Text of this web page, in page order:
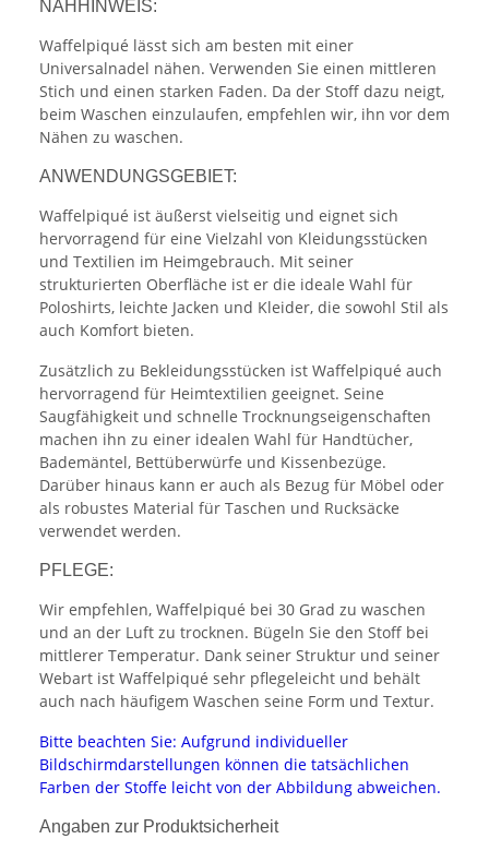
NÄHHINWEIS:
Waffelpiqué lässt sich am besten mit einer
Universalnadel nähen. Verwenden Sie einen mittleren
Stich und einen starken Faden. Da der Stoff dazu neigt,
beim Waschen einzulaufen, empfehlen wir, ihn vor dem
Nähen zu waschen.
ANWENDUNGSGEBIET:
Waffelpiqué ist äußerst vielseitig und eignet sich
hervorragend für eine Vielzahl von Kleidungsstücken
und Textilien im Heimgebrauch. Mit seiner
strukturierten Oberfläche ist er die ideale Wahl für
Poloshirts, leichte Jacken und Kleider, die sowohl Stil als
auch Komfort bieten.
Zusätzlich zu Bekleidungsstücken ist Waffelpiqué auch
hervorragend für Heimtextilien geeignet. Seine
Saugfähigkeit und schnelle Trocknungseigenschaften
machen ihn zu einer idealen Wahl für Handtücher,
Bademäntel, Bettüberwürfe und Kissenbezüge.
Darüber hinaus kann er auch als Bezug für Möbel oder
als robustes Material für Taschen und Rucksäcke
verwendet werden.
PFLEGE:
Wir empfehlen, Waffelpiqué bei 30 Grad zu waschen
und an der Luft zu trocknen. Bügeln Sie den Stoff bei
mittlerer Temperatur. Dank seiner Struktur und seiner
Webart ist Waffelpiqué sehr pflegeleicht und behält
auch nach häufigem Waschen seine Form und Textur.
Bitte beachten Sie: Aufgrund individueller
Bildschirmdarstellungen können die tatsächlichen
Farben der Stoffe leicht von der Abbildung abweichen.
Angaben zur Produktsicherheit